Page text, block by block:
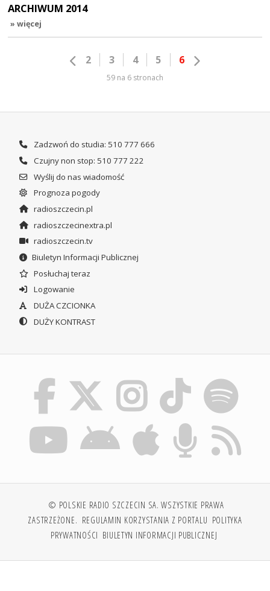
ARCHIWUM 2014
» więcej
2 3 4 5 6
59 na 6 stronach
Zadzwoń do studia: 510 777 666
Czujny non stop: 510 777 222
Wyślij do nas wiadomość
Prognoza pogody
radioszczecin.pl
radioszczecinextra.pl
radioszczecin.tv
Biuletyn Informacji Publicznej
Posłuchaj teraz
Logowanie
DUŻA CZCIONKA
DUŻY KONTRAST
© POLSKIE RADIO SZCZECIN SA. WSZYSTKIE PRAWA
ZASTRZEŻONE. REGULAMIN KORZYSTANIA Z PORTALU POLITYKA
PRYWATNOŚCI BIULETYN INFORMACJI PUBLICZNEJ